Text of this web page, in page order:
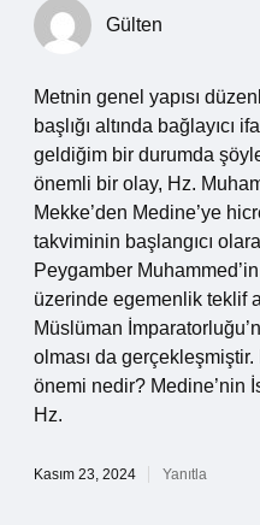
Gülten
Metnin genel yapısı
başlığı altında bağlayıcı
geldiğim bir durumda
önemli bir olay, Hz.
Mekke’den Medine’ye
takviminin başlangıcı
Peygamber
üzerinde egemenlik teklif
Müslüman
olması da
önemi nedir? Medine’nin
Hz.
Kasım 23, 2024 Yanıtla